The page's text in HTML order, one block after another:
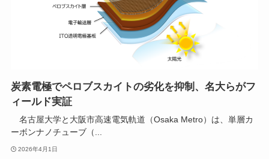
炭素電極でペロブスカイトの劣化を抑制、名大らがフ
ィールド実証
名古屋大学と大阪市高速電気軌道（Osaka Metro）は、単層カ
ーボンナノチューブ（...
2026年4月1日